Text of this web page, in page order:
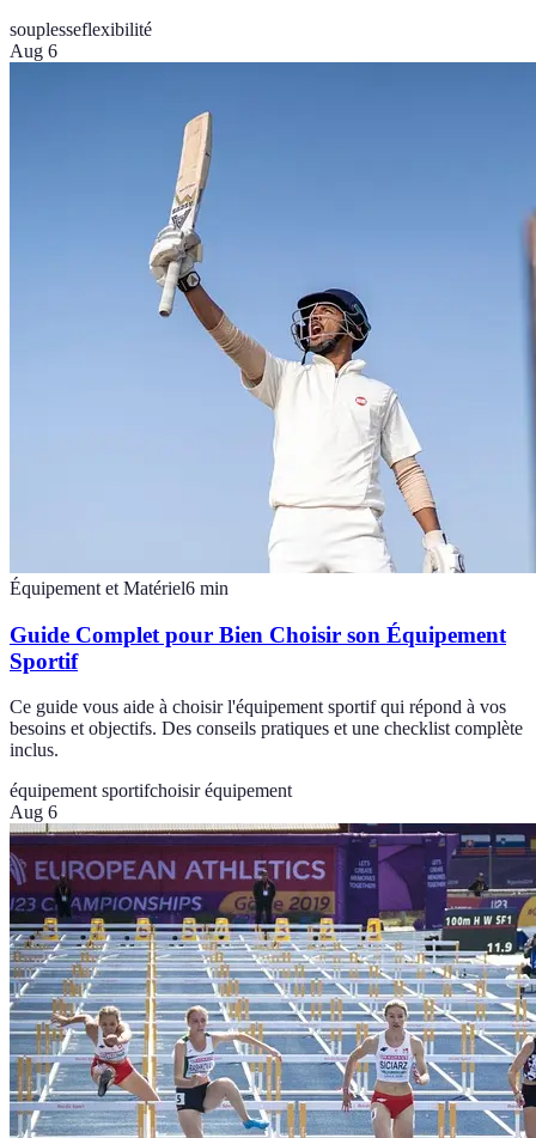
souplesseflexibilité
Aug 6
Équipement et Matériel6 min
Guide Complet pour Bien Choisir son Équipement
Sportif
Ce guide vous aide à choisir l'équipement sportif qui répond à vos
besoins et objectifs. Des conseils pratiques et une checklist complète
inclus.
équipement sportifchoisir équipement
Aug 6